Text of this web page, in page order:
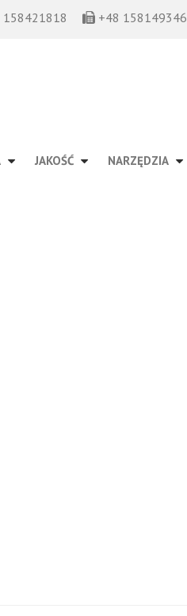
158421818 +48 158149346
JAKOŚĆ NARZĘDZIA